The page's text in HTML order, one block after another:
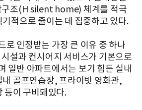
구조(H silent home) 체계를 적극
적으로 줄이는 데 집중하고 있다.
로 인정받는 가장 큰 이유 중 하나
설과 컨시어지 서비스가 기본으로
일반 아파트에서는 보기 힘든 실내
골프연습장, 프라이빗 영화관,
등이 구비돼있다.